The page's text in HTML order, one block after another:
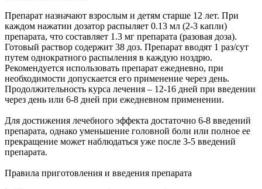
Препарат назначают взрослым и детям старше 12 лет. При
каждом нажатии дозатор распыляет 0.13 мл (2-3 капли)
препарата, что составляет 1.3 мг препарата (разовая доза).
Готовый раствор содержит 38 доз. Препарат вводят 1 раз/сут
путем однократного распыления в каждую ноздрю.
Рекомендуется использовать препарат ежедневно, при
необходимости допускается его применение через день.
Продолжительность курса лечения – 12-16 дней при введении
через день или 6-8 дней при ежедневном применении.
Для достижения лечебного эффекта достаточно 6-8 введений
препарата, однако уменьшение головной боли или полное ее
прекращение может наблюдаться уже после 3-5 введений
препарата.
Правила приготовления и введения препарата